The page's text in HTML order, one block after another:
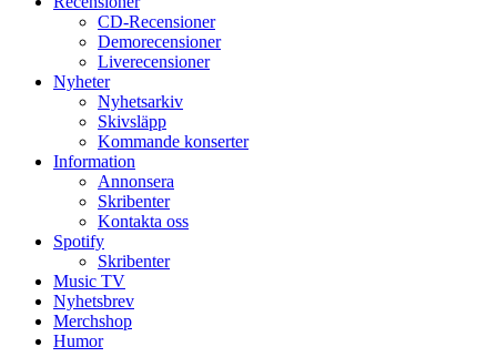
CD-Recensioner
Demorecensioner
Liverecensioner
Nyheter
Nyhetsarkiv
Skivsläpp
Kommande konserter
Information
Annonsera
Skribenter
Kontakta oss
Spotify
Skribenter
Music TV
Nyhetsbrev
Merchshop
Humor